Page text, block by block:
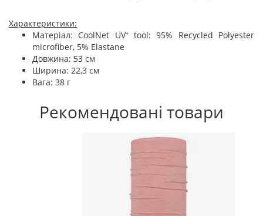
Характеристики:
Матеріал: CoolNet UV⁺ tool: 95% Recycled Polyester
microfiber, 5% Elastane
Довжина: 53 см
Ширина: 22,3 см
Вага: 38 г
Рекомендовані товари